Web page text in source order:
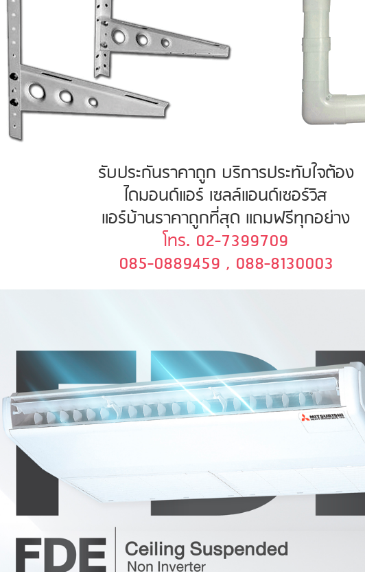
รับประกันราคาถูก บริการประทับใจต้อง
ไดมอนด์แอร์ เซลล์แอนด์เซอร์วิส
แอร์บ้านราคาถูกที่สุด แถมฟรีทุกอย่าง
โทร. 02-7399709
085-0889459 , 088-8130003